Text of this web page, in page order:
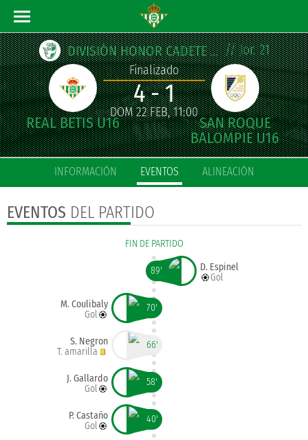
DIVISIÓN HONOR CADETE ANDALUZA // Jor. 21
Finalizado
4 - 1
DOM 22 FEB, 11:00
INFORMACIÓN EVENTOS ALINEACIÓN
EVENTOS DEL PARTIDO
FIN DE PARTIDO
89'
D. Espinel
Gol
70'
M. Coulibaly
Gol
66'
S. Negron
T. amarilla
58'
J. Gallardo
Gol
40'
P. Castaño
Gol